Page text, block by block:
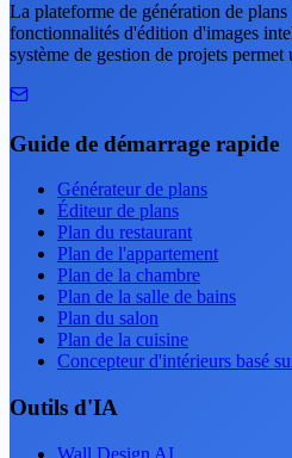
La plateforme de génération de
fonctionnalités d'édition d'images
système de gestion de projets
Guide de démarrage rapide
Générateur de plans
Éditeur de plans
Plan du restaurant
Plan de l'appartement
Plan de la chambre
Plan de la salle de bains
Plan du salon
Plan de la cuisine
Concepteur d'intérieurs basé
Outils d'IA
Wall Design AI